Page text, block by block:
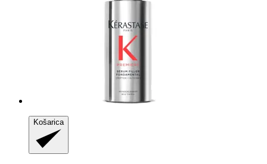
Košarica